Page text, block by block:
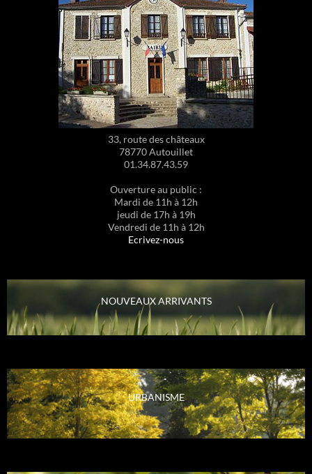
33, route des châteaux
78770 Autouillet
01.34.87.43.59
Ouverture au public :
Mardi de 11h à 12h
jeudi de 17h à 19h
Vendredi de 11h à 12h
Ecrivez-nous
NOUVEAUX ARRIVANTS
URBANISME